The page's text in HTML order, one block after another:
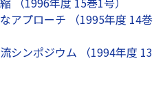
アプローチ （1995年度 14巻
シンポジウム （1994年度 13